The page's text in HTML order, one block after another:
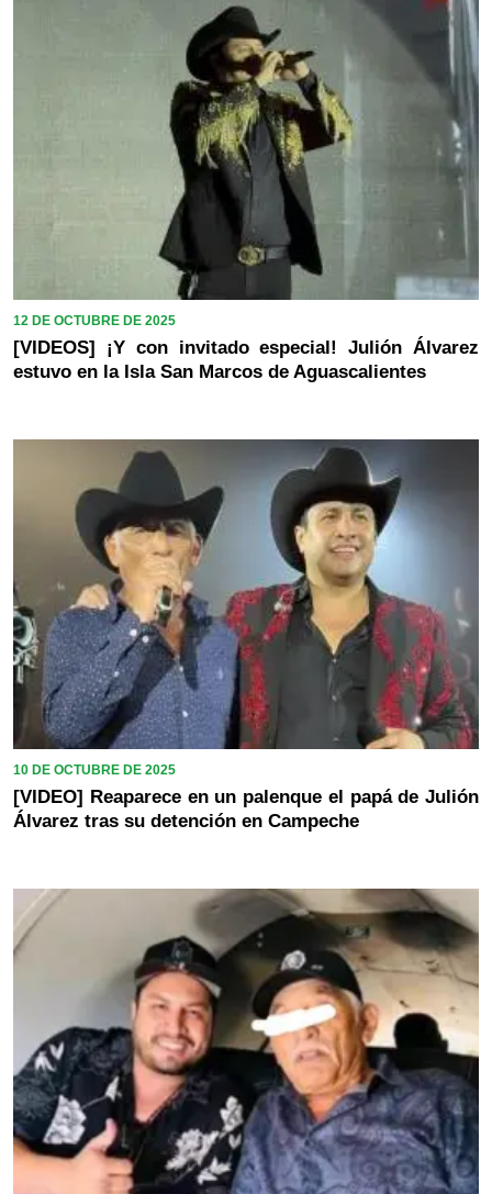
12 DE OCTUBRE DE 2025
[VIDEOS] ¡Y con invitado especial! Julión Álvarez
estuvo en la Isla San Marcos de Aguascalientes
10 DE OCTUBRE DE 2025
[VIDEO] Reaparece en un palenque el papá de Julión
Álvarez tras su detención en Campeche